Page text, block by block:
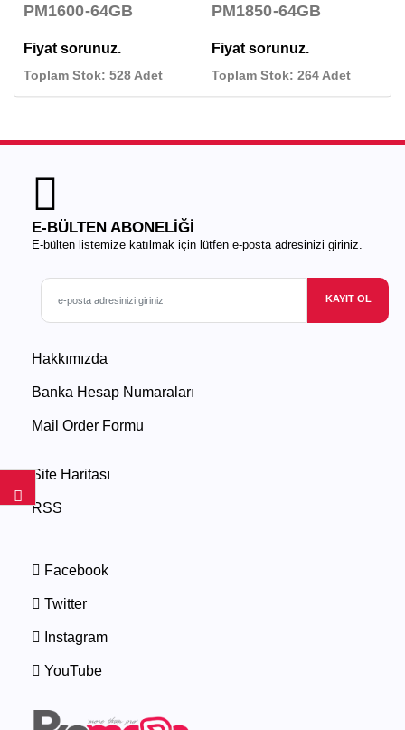
PM1600-64GB
Fiyat sorunuz.
Toplam Stok: 528 Adet
PM1850-64GB
Fiyat sorunuz.
Toplam Stok: 264 Adet
E-BÜLTEN ABONELİĞİ
E-bülten listemize katılmak için lütfen e-posta adresinizi giriniz.
KAYIT OL
Hakkımızda
Banka Hesap Numaraları
Mail Order Formu
Site Haritası
RSS
Facebook
Twitter
Instagram
YouTube